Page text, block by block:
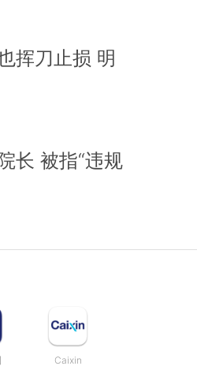
挥刀止损 明
长 被指“违规
Caixin